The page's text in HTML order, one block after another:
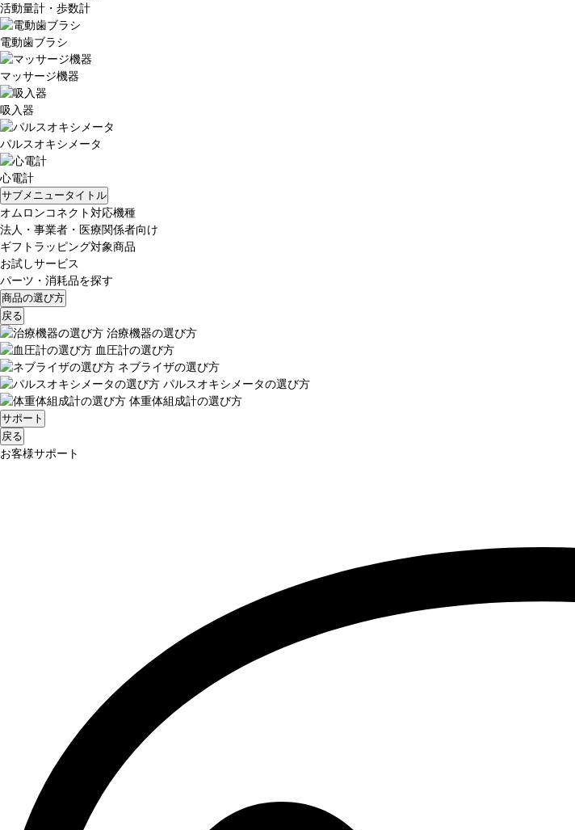
活動量計・歩数計
電動歯ブラシ
マッサージ機器
吸入器
パルスオキシメータ
心電計
サブメニュータイトル
オムロンコネクト対応機種
法人・事業者・医療関係者向け
ギフトラッピング対象商品
お試しサービス
パーツ・消耗品を探す
商品の選び方
戻る
治療機器の選び方
血圧計の選び方
ネブライザの選び方
パルスオキシメータの選び方
体重体組成計の選び方
サポート
戻る
お客様サポート